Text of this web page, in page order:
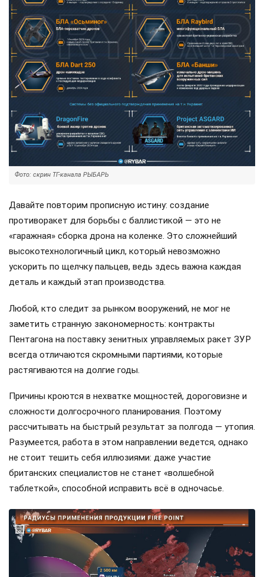
Фото: скрин ТГ-канала РЫБАРЬ
Давайте повторим прописную истину: создание
противоракет для борьбы с баллистикой — это не
«гаражная» сборка дрона на коленке. Это сложнейший
высокотехнологичный цикл, который невозможно
ускорить по щелчку пальцев, ведь здесь важна каждая
деталь и каждый этап производства.
Любой, кто следит за рынком вооружений, не мог не
заметить странную закономерность: контракты
Пентагона на поставку зенитных управляемых ракет ЗУР
всегда отличаются скромными партиями, которые
растягиваются на долгие годы.
Причины кроются в нехватке мощностей, дороговизне и
сложности долгосрочного планирования. Поэтому
рассчитывать на быстрый результат за полгода — утопия.
Разумеется, работа в этом направлении ведется, однако
не стоит тешить себя иллюзиями: даже участие
британских специалистов не станет «волшебной
таблеткой», способной исправить всё в одночасье.